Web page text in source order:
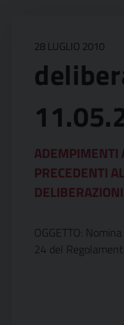
28 LUGLIO 2010
PRECEDENTI
OGGETTO:
24 del